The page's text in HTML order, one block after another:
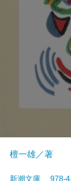
檀一雄／著
新潮文庫 978-